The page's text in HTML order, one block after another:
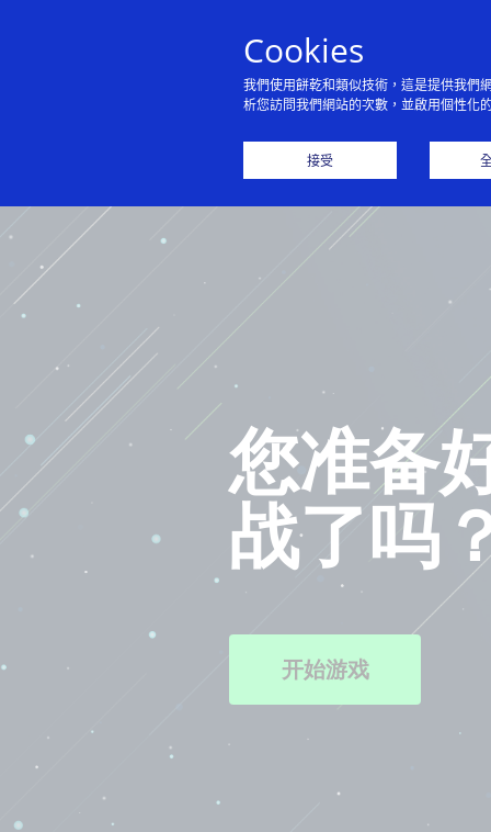
您准备
战了吗
开始游戏
Cookies
我們使用餅乾和類似技術，這是提供我們
析您訪問我們網站的次數，並啟用個性化
接受